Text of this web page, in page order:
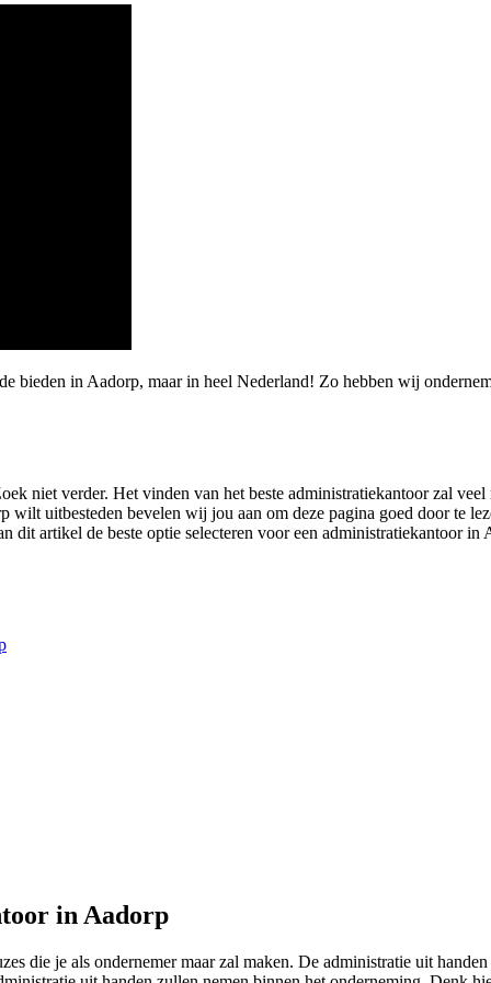
bieden in Aadorp, maar in heel Nederland! Zo hebben wij
niet verder. Het vinden van het beste administratiekantoor zal
uitbesteden bevelen wij jou aan om deze pagina goed door te
artikel de beste optie selecteren voor een administratiekantoor in
in Aadorp
die je als ondernemer maar zal maken. De administratie uit